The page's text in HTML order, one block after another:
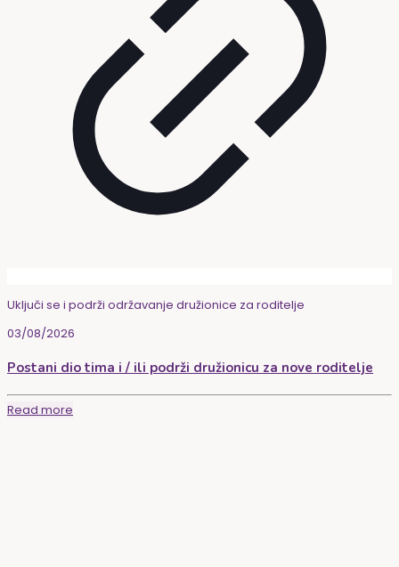
Uključi se i podrži održavanje družionice za roditelje
03/08/2026
Postani dio tima i / ili podrži družionicu za nove roditelje
Read more